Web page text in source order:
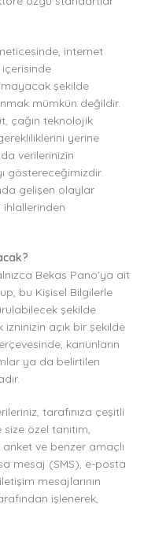
internet
şekilde
mümkün değildir.
çağın teknolojik
yerine
verilerinizin
göstereceğimizdir.
gelişen olaylar
Bekas Pano’ya ait
bu Kişisel Bilgilerle
şekilde
açık bir şekilde
kanunların
ya da belirtilen
tarafınıza çeşitli
özel tanıtım,
ve benzer amaçlı
mesaj (SMS), e-posta
mesajlarının
işlenerek,